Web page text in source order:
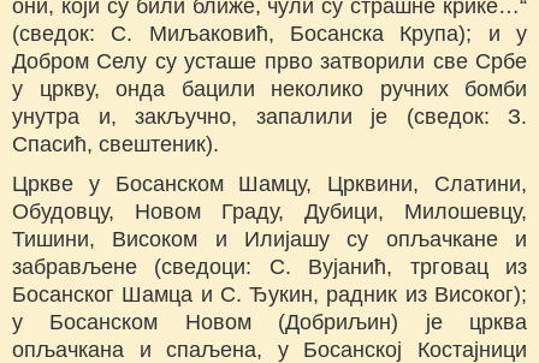
они, који су били ближе, чули су страшне крике…“
(сведок: С. Миљаковић, Босанска Крупа); и у
Добром Селу су усташе прво затворили све Србе
у цркву, онда бацили неколико ручних бомби
унутра и, закључно, запалили је (сведок: З.
Спасић, свештеник).
Цркве у Босанском Шамцу, Црквини, Слатини,
Обудовцу, Новом Граду, Дубици, Милошевцу,
Тишини, Високом и Илијашу су опљачкане и
забрављене (сведоци: С. Вујанић, трговац из
Босанског Шамца и С. Ђукин, радник из Високог);
у Босанском Новом (Добриљин) је црква
опљачкана и спаљена, у Босанској Костајници